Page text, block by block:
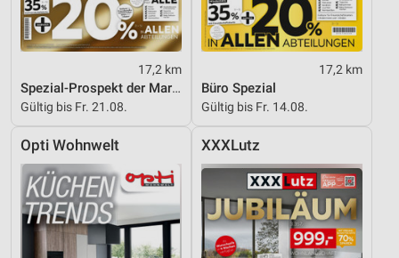
17,2 km
Spezial-Prospekt der Marken
Gültig bis Fr. 21.08.
17,2 km
Büro Spezial
Gültig bis Fr. 14.08.
Opti Wohnwelt XXXLutz